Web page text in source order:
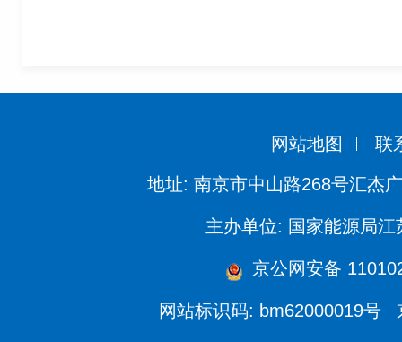
网站地图 联
地址: 南京市中山路268号汇杰
主办单位: 国家能源局江
京公网安备
网站标识码: bm62000019号